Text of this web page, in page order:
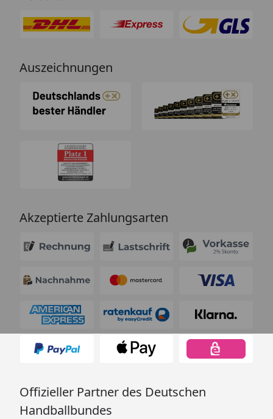
Auszeichnungen
Akzeptierte Zahlungsarten
Offizieller Partner des Deutschen
Handballbundes